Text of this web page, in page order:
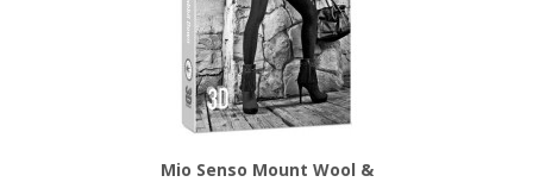
Mio Senso Mount Wool &